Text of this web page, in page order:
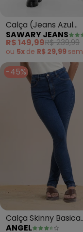
Calça (Jeans Azul
Escuro) Cigarrete
SAWARY JEANS
R$ 149,99R$ 239,99
ou 5x de R$ 29,99 sem
-45%
Calça Skinny Basica
ANGEL